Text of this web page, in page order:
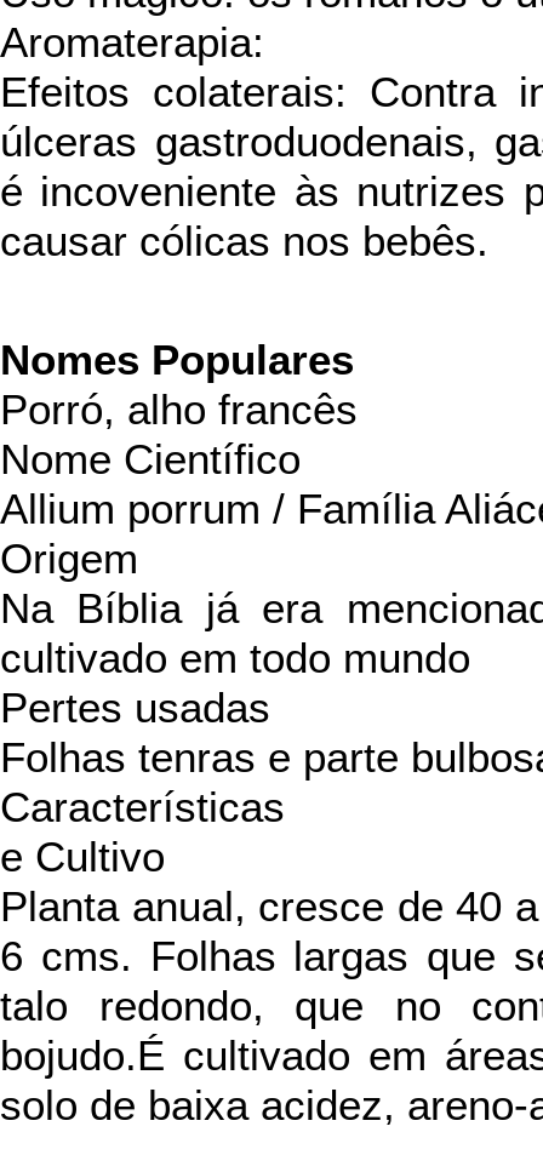
Aromaterapia:
Efeitos colaterais: Contra
úlceras gastroduodenais,
é incoveniente às nutrizes
causar cólicas nos bebês.
Nomes Populares
Porró, alho francês
Nome Científico
Allium porrum / Família
Origem
Na Bíblia já era
cultivado em todo mundo
Pertes usadas
Folhas tenras e parte
Características
e Cultivo
Planta anual, cresce de 40
6 cms. Folhas largas que
talo redondo, que no
bojudo.É cultivado em
solo de baixa acidez,